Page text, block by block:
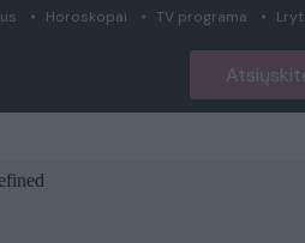
Horoskopai TV programa